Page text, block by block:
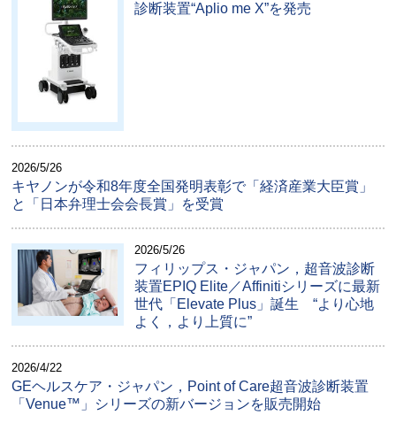
診断装置“Aplio me X”を発売
2026/5/26
キヤノンが令和8年度全国発明表彰で「経済産業大臣賞」
と「日本弁理士会会長賞」を受賞
2026/5/26
フィリップス・ジャパン，超音波診断
装置EPIQ Elite／Affinitiシリーズに最新
世代「Elevate Plus」誕生 “より心地
よく，より上質に”
2026/4/22
GEヘルスケア・ジャパン，Point of Care超音波診断装置
「Venue™」シリーズの新バージョンを販売開始